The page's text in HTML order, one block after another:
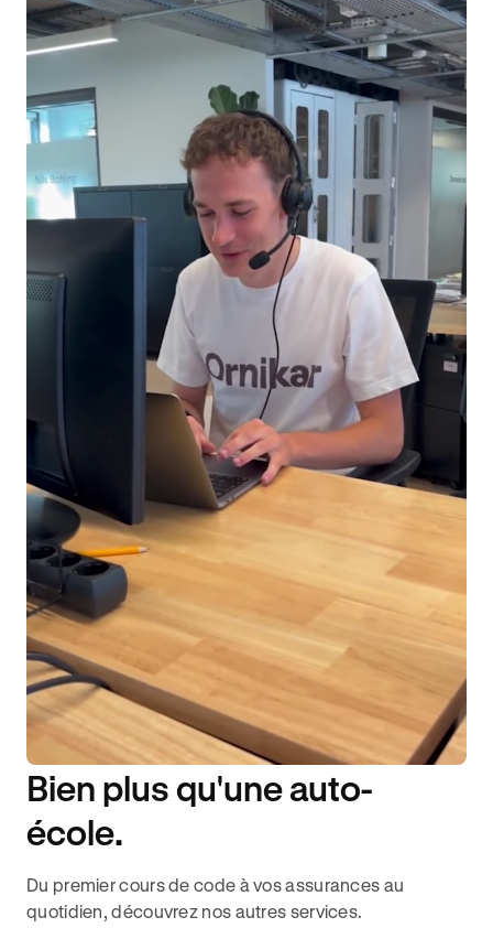
DISPONIBILITÉ 6J/7
Bien plus qu'une auto-
école.
Du premier cours de code à vos assurances au
quotidien, découvrez nos autres services.